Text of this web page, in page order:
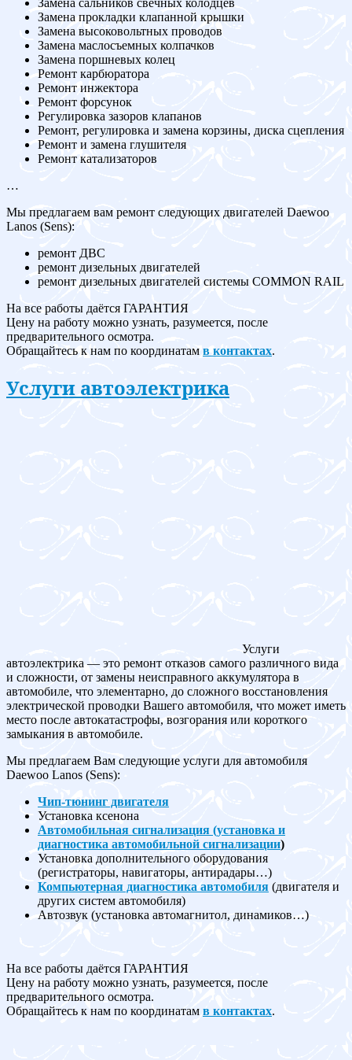
Замена сальников свечных колодцев
Замена прокладки клапанной крышки
Замена высоковольтных проводов
Замена маслосъемных колпачков
Замена поршневых колец
Ремонт карбюратора
Ремонт инжектора
Ремонт форсунок
Регулировка зазоров клапанов
Ремонт, регулировка и замена корзины, диска сцепления
Ремонт и замена глушителя
Ремонт катализаторов
…
Мы предлагаем вам ремонт следующих двигателей Daewoo
Lanos (Sens):
ремонт ДВС
ремонт дизельных двигателей
ремонт дизельных двигателей системы COMMON RAIL
На все работы даётся ГАРАНТИЯ
Цену на работу можно узнать, разумеется, после
предварительного осмотра.
Обращайтесь к нам по координатам в контактах.
Услуги автоэлектрика
Услуги
автоэлектрика — это ремонт отказов самого различного вида
и сложности, от замены неисправного аккумулятора в
автомобиле, что элементарно, до сложного восстановления
электрической проводки Вашего автомобиля, что может иметь
место после автокатастрофы, возгорания или короткого
замыкания в автомобиле.
Мы предлагаем Вам следующие услуги для автомобиля
Daewoo Lanos (Sens):
Чип-тюнинг двигателя
Установка ксенона
Автомобильная сигнализация (установка и
диагностика автомобильной сигнализации)
Установка дополнительного оборудования
(регистраторы, навигаторы, антирадары…)
Компьютерная диагностика автомобиля (двигателя и
других систем автомобиля)
Автозвук (установка автомагнитол, динамиков…)
На все работы даётся ГАРАНТИЯ
Цену на работу можно узнать, разумеется, после
предварительного осмотра.
Обращайтесь к нам по координатам в контактах.